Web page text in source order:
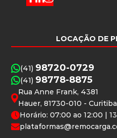
LOCAÇÃO DE
(41) 98720-0729
(41) 98778-8875
Rua Anne Frank, 4381
Hauer, 81730-010 -
Horário: 07:00 ao 12:00 |